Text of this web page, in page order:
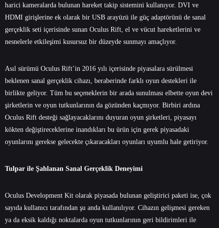
harici kameralarda bulunan hareket takip sistemini kullanıyor. DVI ve
HDMI girişlerine ek olarak bir USB arayüzü ile güç adaptörünü de sanal
gerçeklik seti içerisinde sunan Oculus Rift, el ve vücut hareketlerini ve
nesnelerle etkileşimi kusursuz bir düzeyde sunmayı amaçlıyor.
Asıl sürümü Oculus Rift’in 2016 yılı içerisinde piyasalara sürülmesi
beklenen sanal gerçeklik cihazı, beraberinde farklı oyun destekleri ile
birlikte geliyor. Tüm bu seçeneklerin bir arada sunulması elbette oyun devi
şirketlerin ve oyun tutkunlarının da gözünden kaçmıyor. Birbiri ardına
Oculus Rift desteği sağlayacaklarını duyuran oyun şirketleri, piyasayı
kökten değiştireceklerine inandıkları bu ürün için gerek piyasadaki
oyunlarını gerekse gelecekte çıkaracakları oyunları uyumlu hale getiriyor.
Tulpar ile Şahlanan Sanal Gerçeklik Deneyimi
Oculus Development Kit olarak piyasada bulunan geliştirici paketi ise, çok
sayıda kullanıcı tarafından şu anda kullanılıyor. Cihazın gelişmesi gereken
ya da eksik kaldığı noktalarda oyun tutkunlarının geri bildirimleri ile